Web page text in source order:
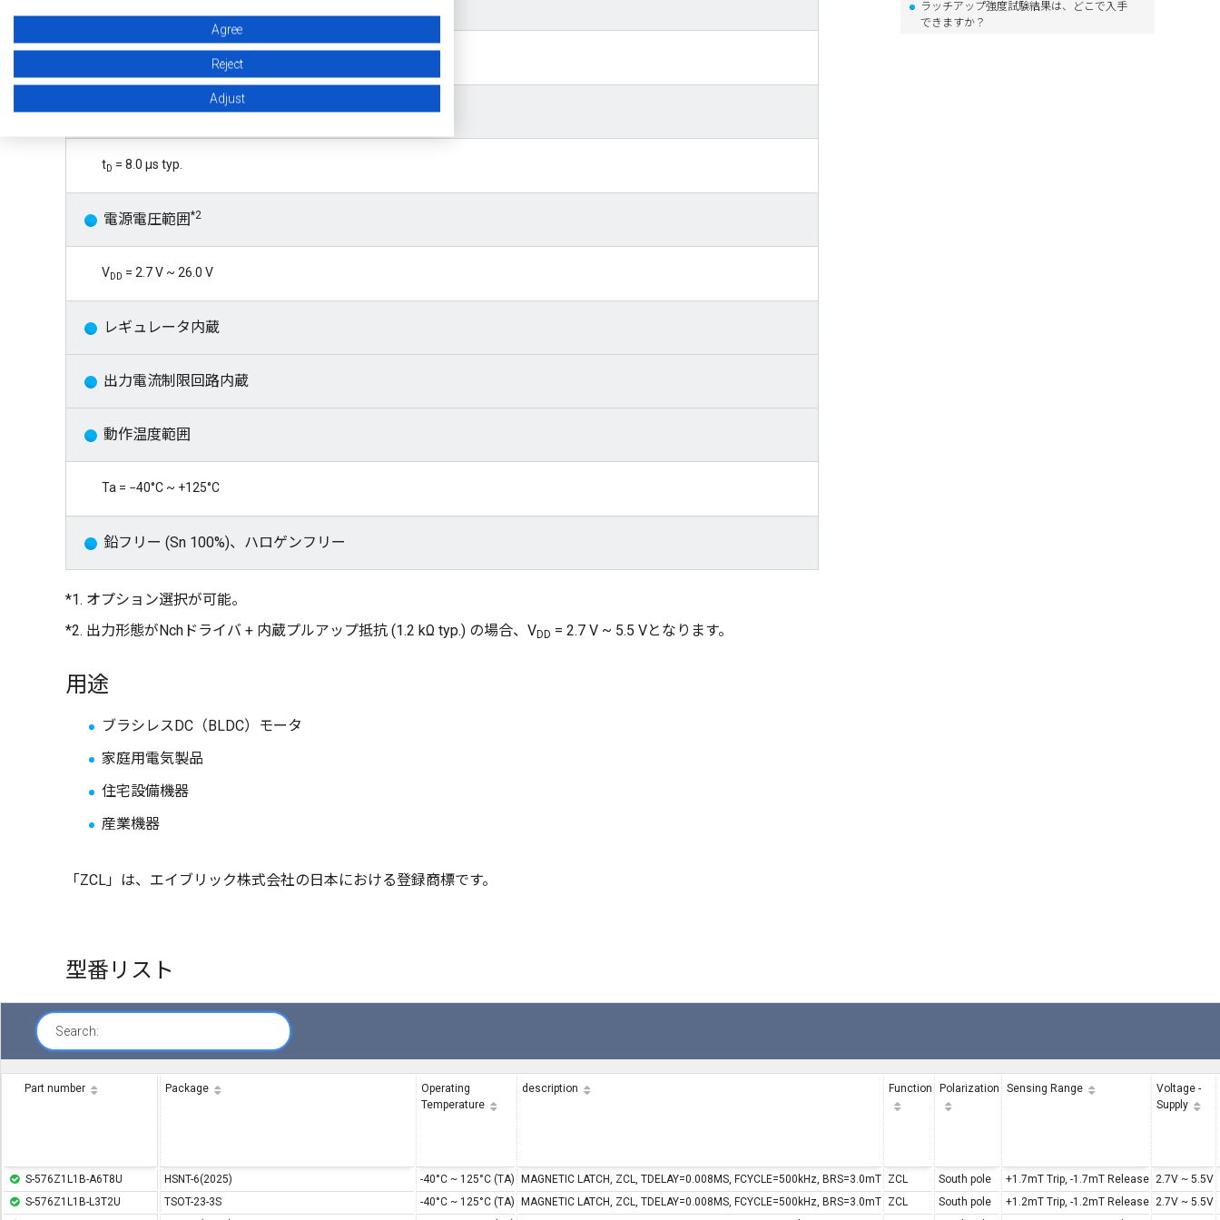
ラッチアップ強度試験結果は、どこで入手
できますか？
出力遅延時間
tD = 8.0 μs typ.
電源電圧範囲*2
VDD = 2.7 V ~ 26.0 V
レギュレータ内蔵
出力電流制限回路内蔵
動作温度範囲
Ta = −40°C ~ +125°C
鉛フリー (Sn 100%)、ハロゲンフリー
*1. オプション選択が可能。
*2. 出力形態がNchドライバ + 内蔵プルアップ抵抗 (1.2 kΩ typ.) の場合、VDD = 2.7 V ~ 5.5 Vとなります。
用途
ブラシレスDC（BLDC）モータ
家庭用電気製品
住宅設備機器
産業機器
「ZCL」は、エイブリック株式会社の日本における登録商標です。
型番リスト
Search:
Part number Package
Operating
Temperature
description Function Polarization Sensing Range
Voltage -
Supply
S-576Z1L1B-A6T8U HSNT-6(2025) -40°C ~ 125°C (TA) MAGNETIC LATCH, ZCL, TDELAY=0.008MS, FCYCLE=500kHz, BRS=3.0mT ZCL South pole +1.7mT Trip, -1.7mT Release 2.7V ~ 5.5V
S-576Z1L1B-L3T2U
TSOT-23-3S -40°C ~ 125°C (TA) MAGNETIC LATCH, ZCL, TDELAY=0.008MS, FCYCLE=500kHz, BRS=3.0mT ZCL South pole +1.2mT Trip, -1.2mT Release 2.7V ~ 5.5V
Agree
Reject
Adjust